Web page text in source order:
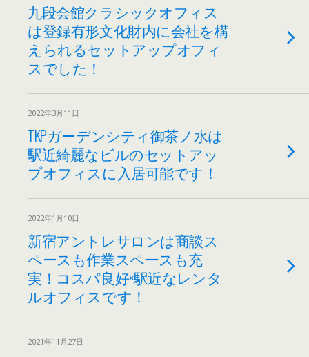
九段会館クラシックオフィス
は登録有形文化財内に会社を構
えられるセットアップオフィ
スでした！
2022年3月11日
TKPガーデンシティ御茶ノ水は
駅近綺麗なビルのセットアッ
プオフィスに入居可能です！
2022年1月10日
新宿アントレサロンは商談ス
ペースも作業スペースも充
実！コスパ良好×駅近なレンタ
ルオフィスです！
2021年11月27日